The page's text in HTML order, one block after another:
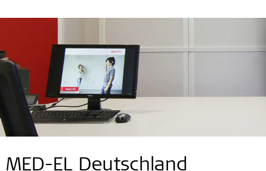
MED-EL Deutschland